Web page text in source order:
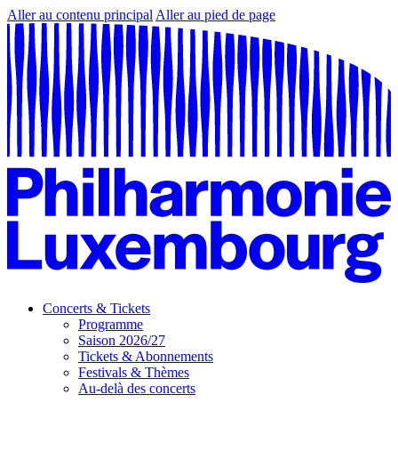
Aller au contenu principal Aller au pied de page
Concerts & Tickets
Programme
Saison 2026/27
Tickets & Abonnements
Festivals & Thèmes
Au-delà des concerts